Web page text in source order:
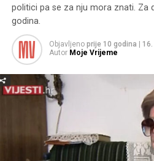
politici pa se za nju mora znati. Za
godina.
Objavljeno prije 10 godina
16.
Autor Moje Vrijeme